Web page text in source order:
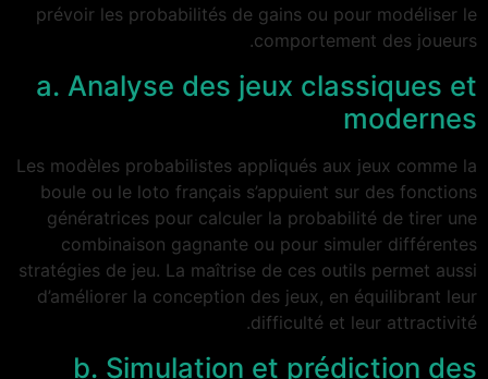
prévoir les probabilités de gains ou pour modéliser le
comportement des joueurs.
a. Analyse des jeux classiques et
modernes
Les modèles probabilistes appliqués aux jeux comme la
boule ou le loto français s’appuient sur des fonctions
génératrices pour calculer la probabilité de tirer une
combinaison gagnante ou pour simuler différentes
stratégies de jeu. La maîtrise de ces outils permet aussi
d’améliorer la conception des jeux, en équilibrant leur
difficulté et leur attractivité.
b. Simulation et prédiction des